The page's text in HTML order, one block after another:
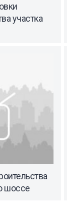
участка
шоссе